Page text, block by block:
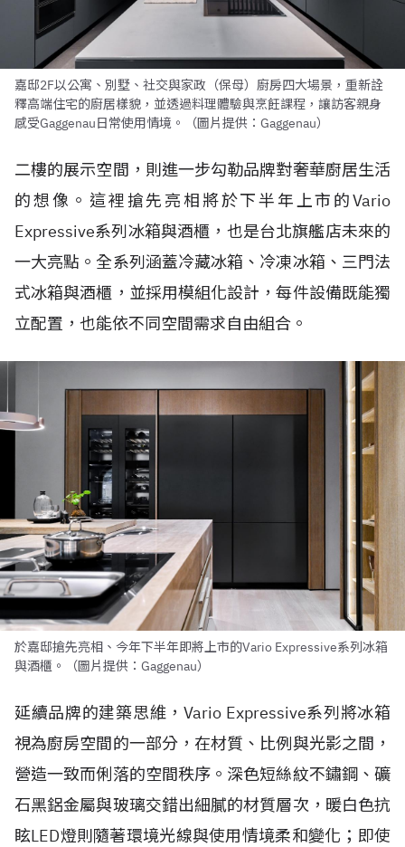
嘉邸2F以公寓、別墅、社交與家政（保母）廚房四大場景，重新詮
釋高端住宅的廚居樣貌，並透過料理體驗與烹飪課程，讓訪客親身
感受Gaggenau日常使用情境。（圖片提供：Gaggenau）
二樓的展示空間，則進一步勾勒品牌對奢華廚居生活
的想像。這裡搶先亮相將於下半年上市的Vario
Expressive系列冰箱與酒櫃，也是台北旗艦店未來的
一大亮點。全系列涵蓋冷藏冰箱、冷凍冰箱、三門法
式冰箱與酒櫃，並採用模組化設計，每件設備既能獨
立配置，也能依不同空間需求自由組合。
於嘉邸搶先亮相、今年下半年即將上市的Vario Expressive系列冰箱
與酒櫃。（圖片提供：Gaggenau）
延續品牌的建築思維，Vario Expressive系列將冰箱
視為廚房空間的一部分，在材質、比例與光影之間，
營造一致而俐落的空間秩序。深色短絲紋不鏽鋼、礦
石黑鋁金屬與玻璃交錯出細膩的材質層次，暖白色抗
眩LED燈則隨著環境光線與使用情境柔和變化；即使